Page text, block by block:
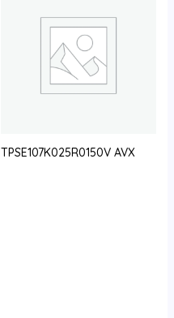
TPSE107K025R0150V AVX